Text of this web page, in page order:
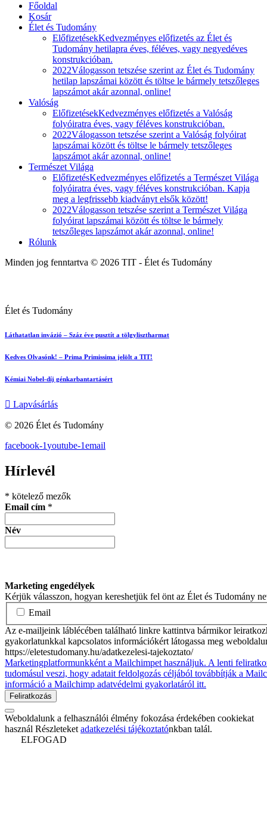
Főoldal
Kosár
Élet és Tudomány
ElőfizetésekKedvezményes előfizetés az Élet és
Tudomány hetilapra éves, féléves, vagy negyedéves
konstrukcióban.
2022Válogasson tetszése szerint az Élet és Tudomány
hetilap lapszámai között és töltse le bármely tetszőleges
lapszámot akár azonnal, online!
Valóság
ElőfizetésekKedvezményes előfizetés a Valóság
folyóiratra éves, vagy féléves konstrukcióban.
2022Válogasson tetszése szerint a Valóság folyóirat
lapszámai között és töltse le bármely tetszőleges
lapszámot akár azonnal, online!
Természet Világa
ElőfizetésKedvezményes előfizetés a Természet Világa
folyóiratra éves, vagy féléves konstrukcióban. Kapja
meg a legfrissebb kiadványt elsők között!
2022Válogasson tetszése szerint a Természet Világa
folyóirat lapszámai között és töltse le bármely
tetszőleges lapszámot akár azonnal, online!
Rólunk
Minden jog fenntartva © 2026 TIT - Élet és Tudomány
Élet és Tudomány
Láthatatlan invázió – Száz éve pusztít a tölgylisztharmat
Kedves Olvasónk! – Prima Primissima jelölt a TIT!
Kémiai Nobel-díj génkarbantartásért
Lapvásárlás
© 2026 Élet és Tudomány
facebook-1youtube-1email
Hírlevél
* kötelező mezők
Email cím *
Név
Marketing engedélyek
Kérjük válasszon, hogyan kereshetjük fel önt az Élet és Tudomány
Email
Az e-mailjeink láblécében található linkre kattintva bármikor
gyakorlatunkkal kapcsolatos információkért látogassa meg
https://eletestudomany.hu/adatkezelesi-tajekoztato/
Marketingplatformunkként a Mailchimpet használjuk. A lenti
tudomásul veszi, hogy adatait feldolgozás céljából továbbítják a
információ a Mailchimp adatvédelmi gyakorlatáról itt.
Weboldalunk a felhasználói élmény fokozása érdekében cookiekat
használ Részleteketadatkezelési tájékoztatónkban talál.
ELFOGAD